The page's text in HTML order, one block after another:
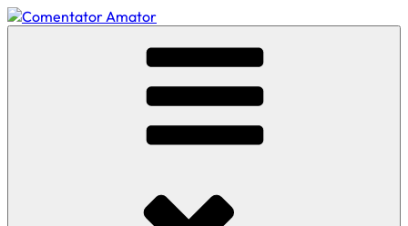
Skip
to